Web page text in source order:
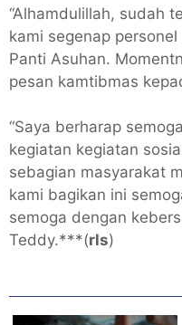
“Alhamdulillah, sudah
kami segenap
Panti Asuhan.
pesan kamtibmas
“Saya berharap
kegiatan kegiatan
sebagian masyarakat
kami bagikan ini
semoga dengan
Teddy.***(rls)